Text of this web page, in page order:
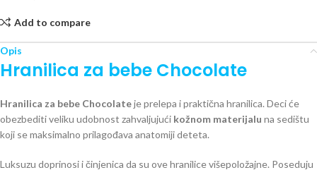
Add to compare
Opis
Hranilica za bebe Chocolate
Hranilica za bebe Chocolateje prelepa i praktična hranilica. Deci će
obezbediti veliku udobnost zahvaljujući kožnom materijalu na sedištu
koji se maksimalno prilagođava anatomiji deteta.
Luksuzu doprinosi i činjenica da su ove hranilice višepoložajne. Poseduju